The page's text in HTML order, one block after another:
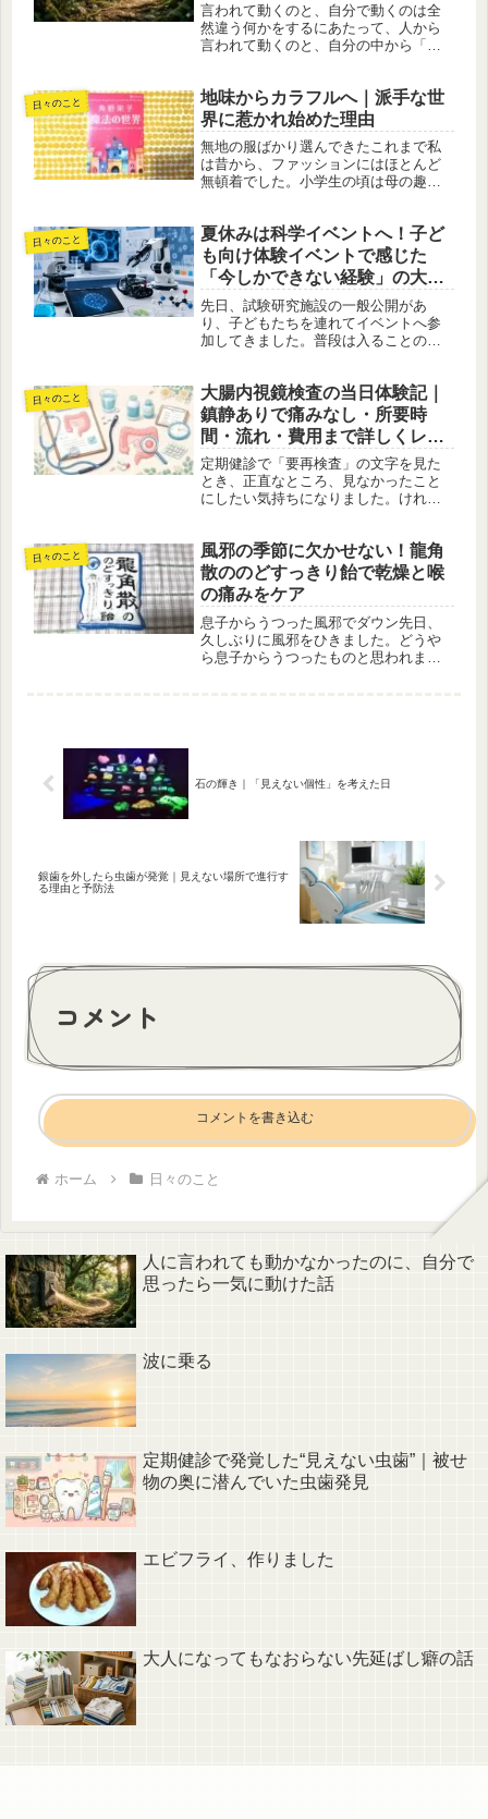
言われて動くのと、自分で動くのは全
然違う何かをするにあたって、人から
言われて動くのと、自分の中から「や
言われたことは、一応やる。けれど、
どこか受け身で、最低限で終わること
も...
日々のこと
地味からカラフルへ｜派手な世
界に惹かれ始めた理由
無地の服ばかり選んできたこれまで私
は昔から、ファッションにはほとんど
無頓着でした。小学生の頃は母の趣味
ロングスカートを好んで着ていた以外
は、ほとんど無地の洋服ばかり。シン
プ...
日々のこと
夏休みは科学イベントへ！子ど
も向け体験イベントで感じた
「今しかできない経験」の大切
さ
先日、試験研究施設の一般公開があ
り、子どもたちを連れてイベントへ参
加してきました。普段は入ることので
は、ロボットを操縦したり、電子顕微
鏡で拡大された塩化ナトリウムを観察
した...
日々のこと
大腸内視鏡検査の当日体験記｜
鎮静ありで痛みなし・所要時
間・流れ・費用まで詳しくレポ
ート
定期健診で「要再検査」の文字を見た
とき、正直なところ、見なかったこと
にしたい気持ちになりました。けれ
にも一度経験しているのですが、その
ときはとても痛い思いをし、さらに
「腸...
日々のこと
風邪の季節に欠かせない！龍角
散ののどすっきり飴で乾燥と喉
の痛みをケア
息子からうつった風邪でダウン先日、
久しぶりに風邪をひきました。どうや
ら息子からうつったものと思われま
石の輝き｜「見えない個性」を考えた日
銀歯を外したら虫歯が発覚｜見えない場所で進行す
る理由と予防法
コメント
コメントを書き込む
ホーム 日々のこと
人に言われても動かなかったのに、自分で
思ったら一気に動けた話
波に乗る
定期健診で発覚した“見えない虫歯”｜被せ
物の奥に潜んでいた虫歯発見
エビフライ、作りました
大人になってもなおらない先延ばし癖の話